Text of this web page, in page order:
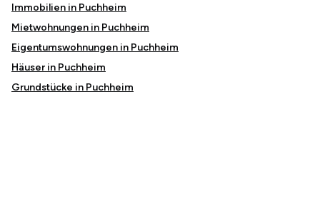
Immobilien in Puchheim
Mietwohnungen in Puchheim
Eigentumswohnungen in Puchheim
Häuser in Puchheim
Grundstücke in Puchheim